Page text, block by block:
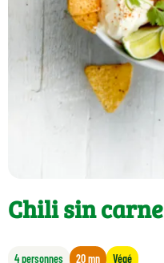
Chili sin carne
4 personnes 20 mn Végé